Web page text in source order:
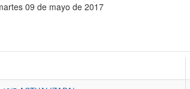
09 de mayo de 2017